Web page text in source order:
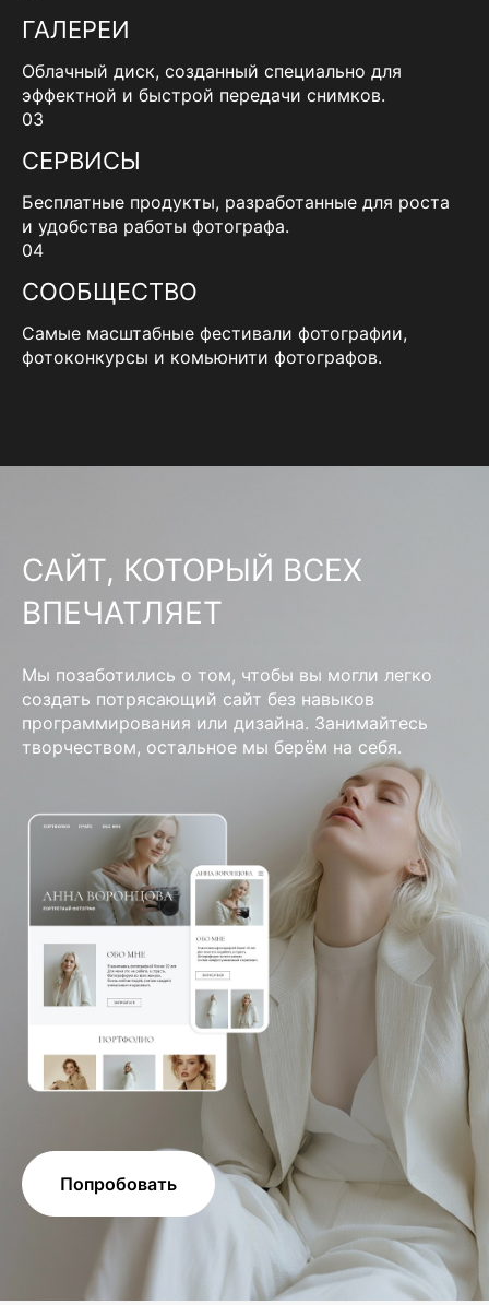
ГАЛЕРЕИ
Облачный диск, созданный специально для
эффектной и быстрой передачи снимков.
03
СЕРВИСЫ
Бесплатные продукты, разработанные для роста
и удобства работы фотографа.
04
СООБЩЕСТВО
Самые масштабные фестивали фотографии,
фотоконкурсы и комьюнити фотографов.
САЙТ, КОТОРЫЙ ВСЕХ
ВПЕЧАТЛЯЕТ
Мы позаботились о том, чтобы вы могли легко
создать потрясающий сайт без навыков
программирования или дизайна. Занимайтесь
творчеством, остальное мы берём на себя.
Попробовать